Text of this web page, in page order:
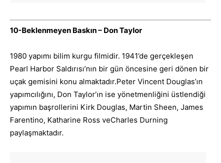
10-Beklenmeyen Baskın – Don Taylor
1980 yapımı bilim kurgu filmidir. 1941’de gerçekleşen
Pearl Harbor Saldırısı’nın bir gün öncesine geri dönen bir
uçak gemisini konu almaktadır.Peter Vincent Douglas’ın
yapımcılığını, Don Taylor’ın ise yönetmenliğini üstlendiği
yapımın başrollerini Kirk Douglas, Martin Sheen, James
Farentino, Katharine Ross veCharles Durning
paylaşmaktadır.